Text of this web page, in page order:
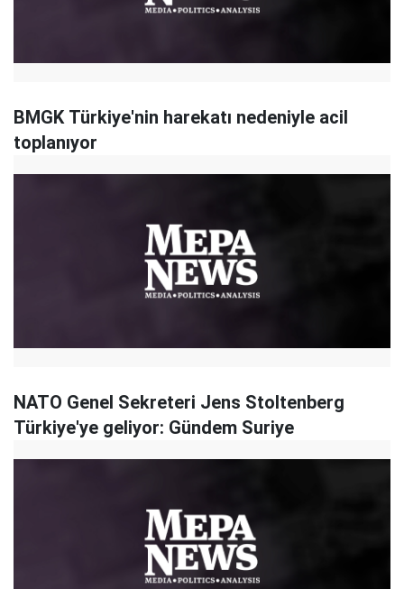
BMGK Türkiye'nin harekatı nedeniyle acil
toplanıyor
NATO Genel Sekreteri Jens Stoltenberg
Türkiye'ye geliyor: Gündem Suriye